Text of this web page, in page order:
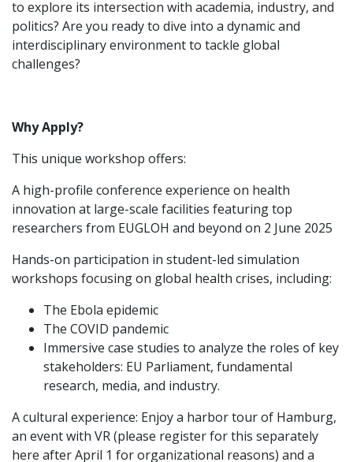
to explore its intersection with academia, industry, and
politics? Are you ready to dive into a dynamic and
interdisciplinary environment to tackle global
challenges?
Why Apply?
This unique workshop offers:
A high-profile conference experience on health
innovation at large-scale facilities featuring top
researchers from EUGLOH and beyond on 2 June 2025
Hands-on participation in student-led simulation
workshops focusing on global health crises, including:
The Ebola epidemic
The COVID pandemic
Immersive case studies to analyze the roles of key
stakeholders: EU Parliament, fundamental
research, media, and industry.
A cultural experience: Enjoy a harbor tour of Hamburg,
an event with VR (please register for this separately
here after April 1 for organizational reasons) and a